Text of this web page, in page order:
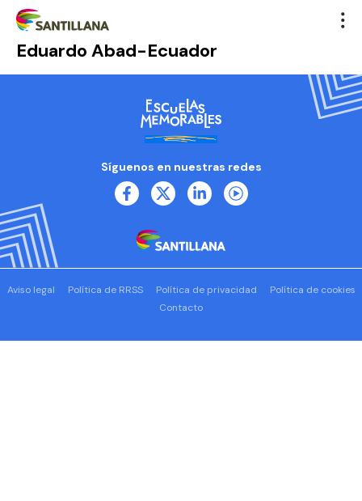
Eduardo Abad-Ecuador
Síguenos en nuestras redes
Aviso legal Política de RRSS Política de privacidad
Política de cookies
Contacto